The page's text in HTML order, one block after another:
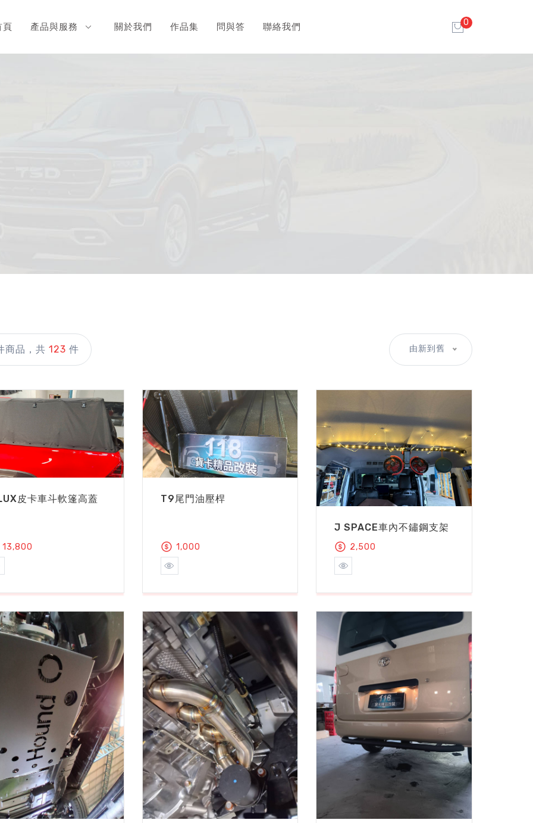
頁 產品與服務 關於我們 作品集 問與答 聯絡我們 0
商品，共 123 件 由新到舊
皮卡車斗軟篷高蓋
13,800
T9尾門油壓桿
1,000
J SPACE車內不鏽鋼支架
2,500